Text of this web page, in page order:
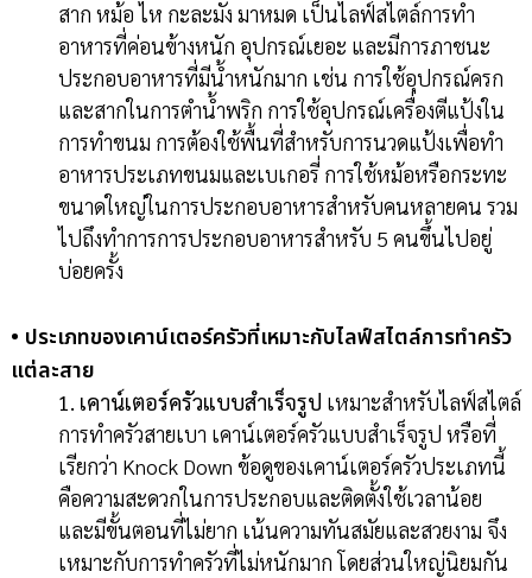
สาก หม้อ ไห กะละมัง มาหมด เป็นไลฟ์สไตล์การทำ
อาหารที่ค่อนข้างหนัก อุปกรณ์เยอะ และมีการภาชนะ
ประกอบอาหารที่มีน้ำหนักมาก เช่น การใช้อุปกรณ์ครก
และสากในการตำน้ำพริก การใช้อุปกรณ์เครื่องตีแป้งใน
การทำขนม การต้องใช้พื้นที่สำหรับการนวดแป้งเพื่อทำ
อาหารประเภทขนมและเบเกอรี่ การใช้หม้อหรือกระทะ
ขนาดใหญ่ในการประกอบอาหารสำหรับคนหลายคน รวม
ไปถึงทำการการประกอบอาหารสำหรับ 5 คนขึ้นไปอยู่
บ่อยครั้ง
• ประเภทของเคาน์เตอร์ครัวที่เหมาะกับไลฟ์สไตล์การทำครัว
แต่ละสาย
1. เคาน์เตอร์ครัวแบบสำเร็จรูป เหมาะสำหรับไลฟ์สไตล์
การทำครัวสายเบา เคาน์เตอร์ครัวแบบสำเร็จรูป หรือที่
เรียกว่า Knock Down ข้อดูของเคาน์เตอร์ครัวประเภทนี้
คือความสะดวกในการประกอบและติดตั้งใช้เวลาน้อย
และมีขั้นตอนที่ไม่ยาก เน้นความทันสมัยและสวยงาม จึง
เหมาะกับการทำครัวที่ไม่หนักมาก โดยส่วนใหญ่นิยมกัน